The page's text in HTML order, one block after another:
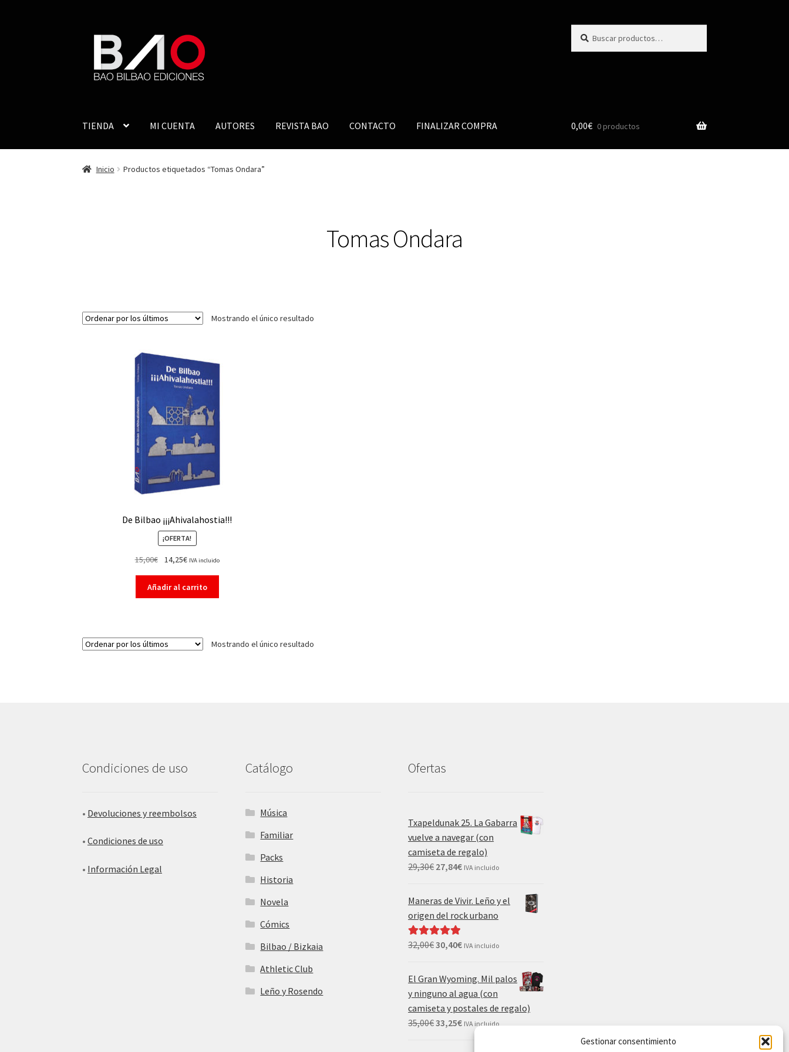
Gestionar consentimiento
TIENDA MI CUENTA AUTORES REVISTA BAO CONTACTO FINALIZAR COMPRA 0,00€ 0 productos
Inicio Productos etiquetados “Tomas Ondara”
Tomas Ondara
Mostrando el único resultado
De Bilbao ¡¡¡Ahivalahostia!!!
¡OFERTA!
15,00€ 14,25€ IVA incluido
Añadir al carrito
Mostrando el único resultado
Condiciones de uso
• Devoluciones y reembolsos
•Condiciones de uso
• Información Legal
Catálogo
Música
Familiar
Packs
Historia
Novela
Cómics
Bilbao / Bizkaia
Athletic Club
Leño y Rosendo
Ofertas
Txapeldunak 25. La Gabarra
vuelve a navegar (con
camiseta de regalo)
29,30€ 27,84€ IVA incluido
Maneras de Vivir. Leño y el
origen del rock urbano
Valorado con
32,00€30,40€ IVA incluido
El Gran Wyoming. Mil palos
y ninguno al agua (con
camiseta y postales de regalo)
35,00€33,25€ IVA incluido